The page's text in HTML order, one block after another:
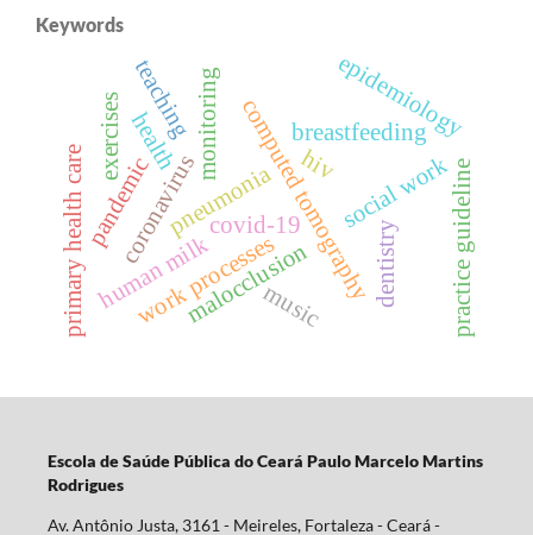
Keywords
coronavirus covid-19
computed tomography
pneumonia social work
health
work processes
pandemic
breastfeeding
human milk
monitoring
teaching
dentistry
malocclusion
epidemiology
primary health care practice guideline
exercises hiv
music
Escola de Saúde Pública do Ceará Paulo Marcelo Martins
Rodrigues
Av. Antônio Justa, 3161 - Meireles, Fortaleza - Ceará -